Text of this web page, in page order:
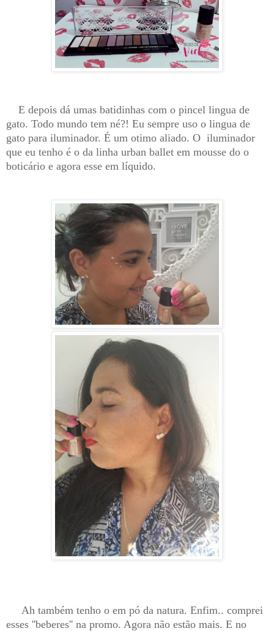
E depois dá umas batidinhas com o pincel lingua de
gato. Todo mundo tem né?! Eu sempre uso o lingua de
gato para iluminador. É um otimo aliado. O iluminador
que eu tenho é o da linha urban ballet em mousse do o
boticário e agora esse em líquido.
Ah também tenho o em pó da natura. Enfim.. comprei
esses ''beberes'' na promo. Agora não estão mais. E no